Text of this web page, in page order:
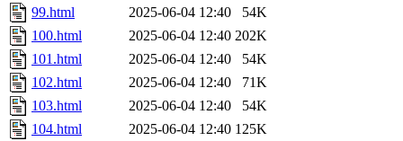
99.html
2025-06-04 12:40
54K
100.html
2025-06-04 12:40 202K
101.html
2025-06-04 12:40
54K
102.html
2025-06-04 12:40
71K
103.html
2025-06-04 12:40
54K
104.html
2025-06-04 12:40 125K